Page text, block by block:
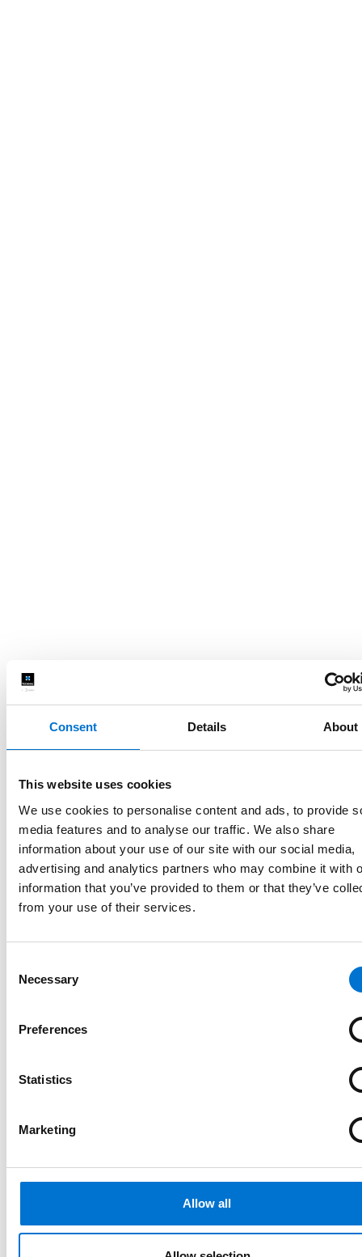
Consent Details About
This website uses cookies
We use cookies to personalise content and ads, to provide
media features and to analyse our traffic. We also share
information about your use of our site with our social media,
advertising and analytics partners who may combine it with
information that you’ve provided to them or that they’ve
from your use of their services.
Selection
Necessary
Preferences
Statistics
Marketing
Allow all